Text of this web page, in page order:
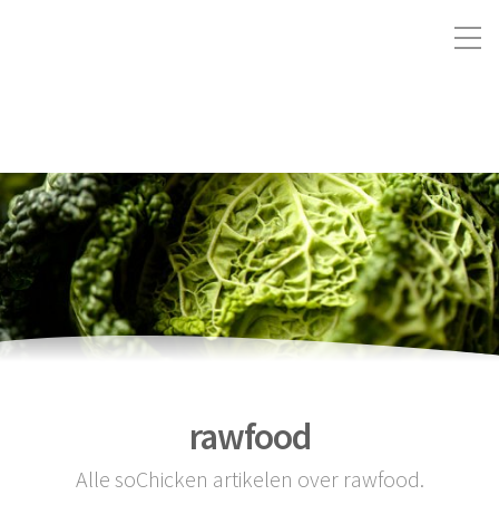
rawfood
Alle soChicken artikelen over rawfood.